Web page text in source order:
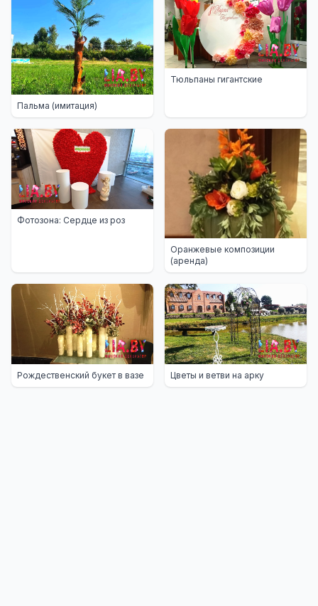
Пальма (имитация)
Тюльпаны гигантские
Фотозона: Сердце из роз
Оранжевые композиции
(аренда)
Рождественский букет в вазе Цветы и ветви на арку